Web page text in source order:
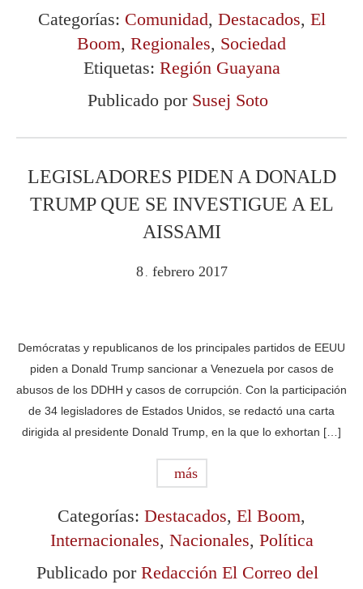
Categorías: Comunidad, Destacados, El
Boom, Regionales, Sociedad
Etiquetas: Región Guayana
Publicado por Susej Soto
LEGISLADORES PIDEN A DONALD
TRUMP QUE SE INVESTIGUE A EL
AISSAMI
8 . febrero 2017
Demócratas y republicanos de los principales partidos de EEUU
piden a Donald Trump sancionar a Venezuela por casos de
abusos de los DDHH y casos de corrupción. Con la participación
de 34 legisladores de Estados Unidos, se redactó una carta
dirigida al presidente Donald Trump, en la que lo exhortan […]
más
Categorías: Destacados, El Boom,
Internacionales, Nacionales, Política
Publicado por Redacción El Correo del